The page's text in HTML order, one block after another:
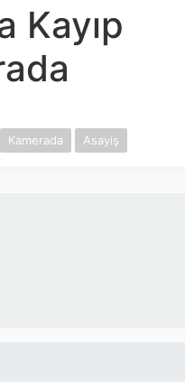
Kayıp
Kamerada Asayiş